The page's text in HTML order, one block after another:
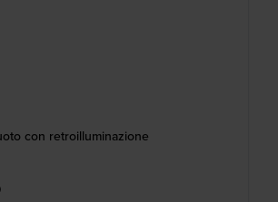
con retroilluminazione